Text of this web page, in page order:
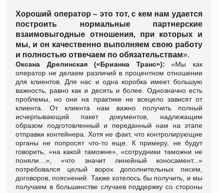
Хороший оператор – это тот, с кем нам удается
построить нормальные партнерские
взаимовыгодные отношения, при которых и
мы, и он качественно выполняем свою работу
и полностью отвечаем по обязательствам».
Оксана Дрелинская («Брианна Транс»): «Мы как
оператор не делаем различий в процентном отношении
для клиентов. Для нас и одна коробка имеет большую
важность, равно как и десять и более. Однозначно есть
проблемы, но они на практике не всецело зависят от
клиента. От клиента нам важно получить полный
исчерпывающий пакет документов, надлежащим
образом подготовленный и переданный нам на этапе
отправки контейнера. Хотя не факт, что контролирующие
органы не попросят что-то еще. К примеру, не будут
говорить, «на какой таможне», «сотрудники таможни не
поняли…», «что значит линейный коносамент...»
потребовался целый ворох дополнительных писем,
договоров, пояснений. Также хотелось бы получить, и мы
получаем в большинстве случаев поддержку со стороны